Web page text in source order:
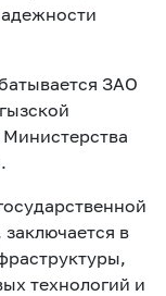
ЗАО
в
технологий и